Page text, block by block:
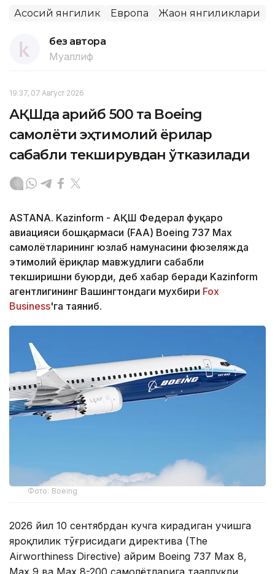
Асосий янгилик Европа Жаҳон янгиликлари
без автора
Муаллиф
19:37, 07 Август 2026
АҚШда қарийб 500 та Boeing
самолёти эҳтимолий ёриқлар
сабабли текширувдан ўтказилади
ASTANA. Kazinform - АҚШ Федерал фуқаро
авиацияси бошқармаси (FAA) Boeing 737 Max
самолётларининг юзлаб намунасини фюзеляжда
эҳтимолий ёриқлар мавжудлиги сабабли
текширишни буюрди, деб хабар беради Kazinform
агентлигининг Вашингтондаги мухбири Fox
Business'га таяниб.
Фото: Boeing
2026 йил 10 сентябрдан кучга кирадиган учишга
яроқлилик тўғрисидаги директива (The
Airworthiness Directive) айрим Boeing 737 Max 8,
Max 9 ва Max 8-200 самолётларига тааллуқли